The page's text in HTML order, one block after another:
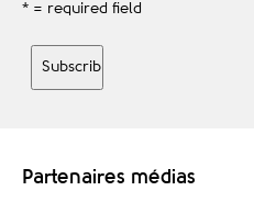
* = required field
Partenaires médias